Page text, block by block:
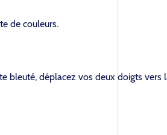
de couleurs.
bleuté, déplacez vos deux doigts